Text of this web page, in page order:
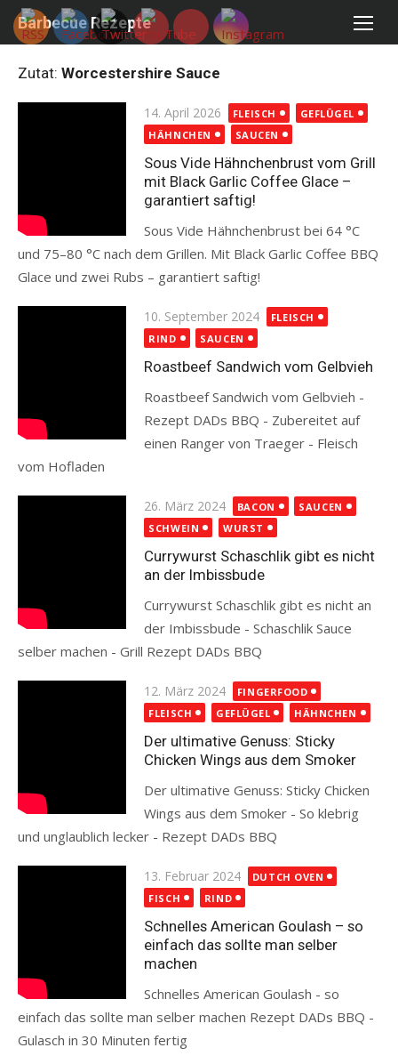
Skip
Barbecue Rezepte
Zutat: Worcestershire Sauce
Posted
on
14. April 2026 FLEISCH
GEFLÜGEL
HÄHNCHEN
SAUCEN
Sous Vide Hähnchenbrust vom Grill
mit Black Garlic Coffee Glace –
garantiert saftig!
Sous Vide Hähnchenbrust bei 64 °C
und 75–80 °C nach dem Grillen. Mit Black Garlic Coffee BBQ
Glace und zwei Rubs – garantiert saftig!
Posted
on
10. September 2024
FLEISCH
RIND
SAUCEN
Roastbeef Sandwich vom Gelbvieh
Roastbeef Sandwich vom Gelbvieh -
Rezept DADs BBQ - Zubereitet auf
einen Ranger von Traeger - Fleisch
vom Hofladen
Posted
on
26. März 2024 BACON
SAUCEN
SCHWEIN
WURST
Currywurst Schaschlik gibt es nicht
an der Imbissbude
Currywurst Schaschlik gibt es nicht an
der Imbissbude - Schaschlik Sauce
selber machen - Grill Rezept DADs BBQ
Posted
on
12. März 2024
FINGERFOOD
FLEISCH
GEFLÜGEL HÄHNCHEN
Der ultimative Genuss: Sticky
Chicken Wings aus dem Smoker
Der ultimative Genuss: Sticky Chicken
Wings aus dem Smoker - So klebrig
und unglaublich lecker - Rezept DADs BBQ
Posted
on
13. Februar 2024
DUTCH OVEN
FISCH
RIND
Schnelles American Goulash – so
einfach das sollte man selber
machen
Schnelles American Goulash - so
einfach das sollte man selber machen Rezept DADs BBQ -
Gulasch in 30 Minuten fertig